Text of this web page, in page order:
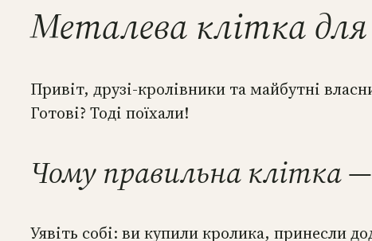
Металева клітка
Привіт, друзі-кролівники та майбутні
Готові? Тоді поїхали!
Чому правильна клітка
Уявіть собі: ви купили кролика, принесли